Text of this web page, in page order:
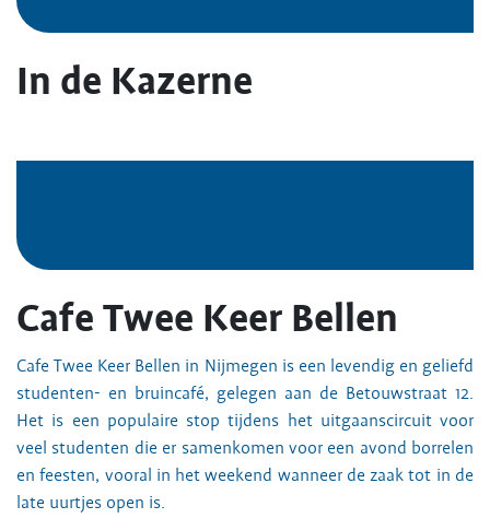
In de Kazerne
Cafe Twee Keer Bellen
Cafe Twee Keer Bellen in Nijmegen is een levendig en geliefd
studenten- en bruincafé, gelegen aan de Betouwstraat 12.
Het is een populaire stop tijdens het uitgaanscircuit voor
veel studenten die er samenkomen voor een avond borrelen
en feesten, vooral in het weekend wanneer de zaak tot in de
late uurtjes open is.